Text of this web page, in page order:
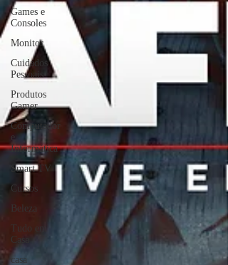
Games e
Consoles
Monitor
Cuidados
Pessoais
Produtos
Gamer
Computador
e
Informática
Smart TV
Cursos
Beleza
Tudo em
Casa
casa